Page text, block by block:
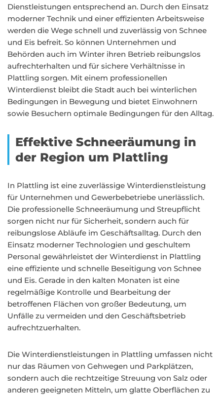
Dienstleistungen entsprechend an. Durch den Einsatz
moderner Technik und einer effizienten Arbeitsweise
werden die Wege schnell und zuverlässig von Schnee
und Eis befreit. So können Unternehmen und
Behörden auch im Winter ihren Betrieb reibungslos
aufrechterhalten und für sichere Verhältnisse in
Plattling sorgen. Mit einem professionellen
Winterdienst bleibt die Stadt auch bei winterlichen
Bedingungen in Bewegung und bietet Einwohnern
sowie Besuchern optimale Bedingungen für den Alltag.
Effektive Schneeräumung in
der Region um Plattling
In Plattling ist eine zuverlässige Winterdienstleistung
für Unternehmen und Gewerbebetriebe unerlässlich.
Die professionelle Schneeräumung und Streupflicht
sorgen nicht nur für Sicherheit, sondern auch für
reibungslose Abläufe im Geschäftsalltag. Durch den
Einsatz moderner Technologien und geschultem
Personal gewährleistet der Winterdienst in Plattling
eine effiziente und schnelle Beseitigung von Schnee
und Eis. Gerade in den kalten Monaten ist eine
regelmäßige Kontrolle und Bearbeitung der
betroffenen Flächen von großer Bedeutung, um
Unfälle zu vermeiden und den Geschäftsbetrieb
aufrechtzuerhalten.
Die Winterdienstleistungen in Plattling umfassen nicht
nur das Räumen von Gehwegen und Parkplätzen,
sondern auch die rechtzeitige Streuung von Salz oder
anderen geeigneten Mitteln, um glatte Oberflächen zu